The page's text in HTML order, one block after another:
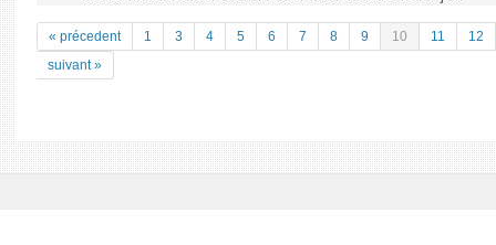
« précedent 1 3 4 5 6 7 8 9 10 11
12
suivant »